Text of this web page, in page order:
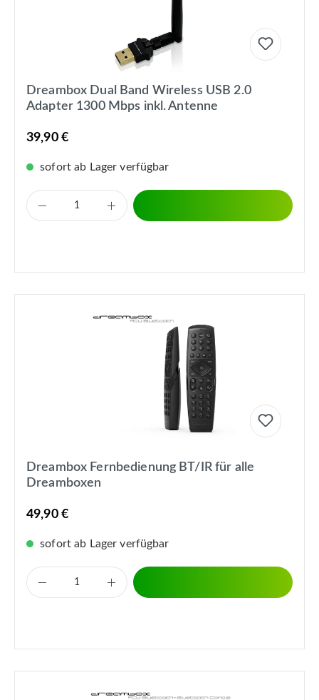
Dreambox Dual Band Wireless USB 2.0
Adapter 1300 Mbps inkl. Antenne
39,90 €
sofort ab Lager verfügbar
Dreambox Fernbedienung BT/IR für alle
Dreamboxen
49,90 €
sofort ab Lager verfügbar